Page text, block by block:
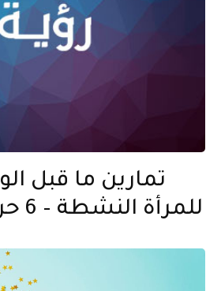
تمارين ما قبل
للمرأة النشطة – 6 حركات رئيسية